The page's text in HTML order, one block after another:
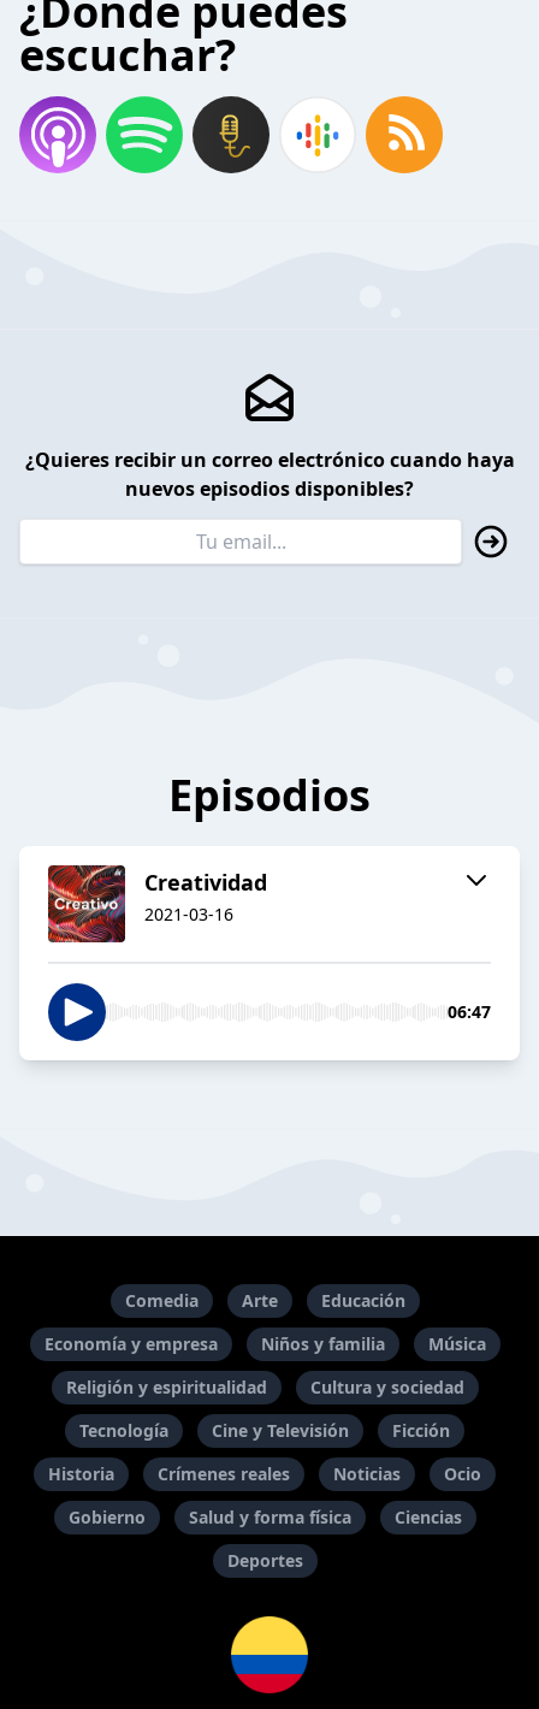
escuchar?
¿Quieres recibir un correo electrónico cuando haya
nuevos episodios disponibles?
Episodios
Creatividad
2021-03-16
06:47
Comedia Arte
Educación
Economía y empresa
Niños y familia
Música
Religión y espiritualidad
Cultura y sociedad
Tecnología
Cine y Televisión
Ficción
Historia
Crímenes reales Noticias
Ocio
Gobierno
Salud y forma física
Ciencias
Deportes